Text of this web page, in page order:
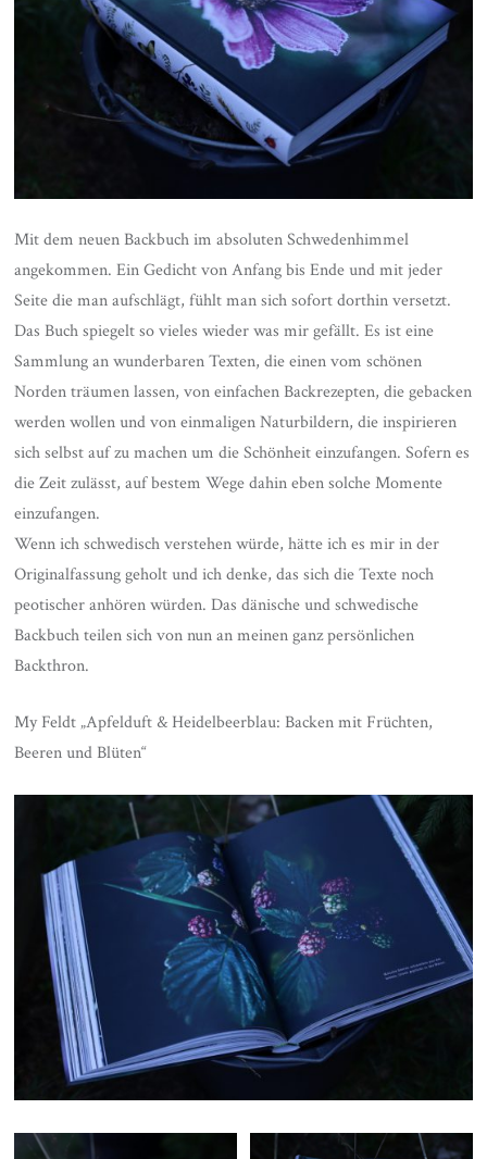
Mit dem neuen Backbuch im absoluten Schwedenhimmel
angekommen. Ein Gedicht von Anfang bis Ende und mit jeder
Seite die man aufschlägt, fühlt man sich sofort dorthin versetzt.
Das Buch spiegelt so vieles wieder was mir gefällt. Es ist eine
Sammlung an wunderbaren Texten, die einen vom schönen
Norden träumen lassen, von einfachen Backrezepten, die gebacken
werden wollen und von einmaligen Naturbildern, die inspirieren
sich selbst auf zu machen um die Schönheit einzufangen. Sofern es
die Zeit zulässt, auf bestem Wege dahin eben solche Momente
einzufangen.
Wenn ich schwedisch verstehen würde, hätte ich es mir in der
Originalfassung geholt und ich denke, das sich die Texte noch
peotischer anhören würden. Das dänische und schwedische
Backbuch teilen sich von nun an meinen ganz persönlichen
Backthron.
My Feldt „Apfelduft & Heidelbeerblau: Backen mit Früchten,
Beeren und Blüten“